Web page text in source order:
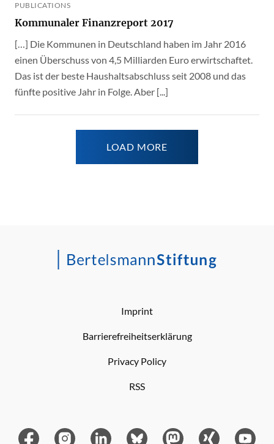
PUBLICATIONS
Kommunaler Finanzreport 2017
[…] Die Kommunen in Deutschland haben im Jahr 2016
einen Überschuss von 4,5 Milliarden Euro erwirtschaftet.
Das ist der beste Haushaltsabschluss seit 2008 und das
fünfte positive Jahr in Folge. Aber [...]
LOAD MORE
Imprint
Barrierefreiheitserklärung
Privacy Policy
RSS